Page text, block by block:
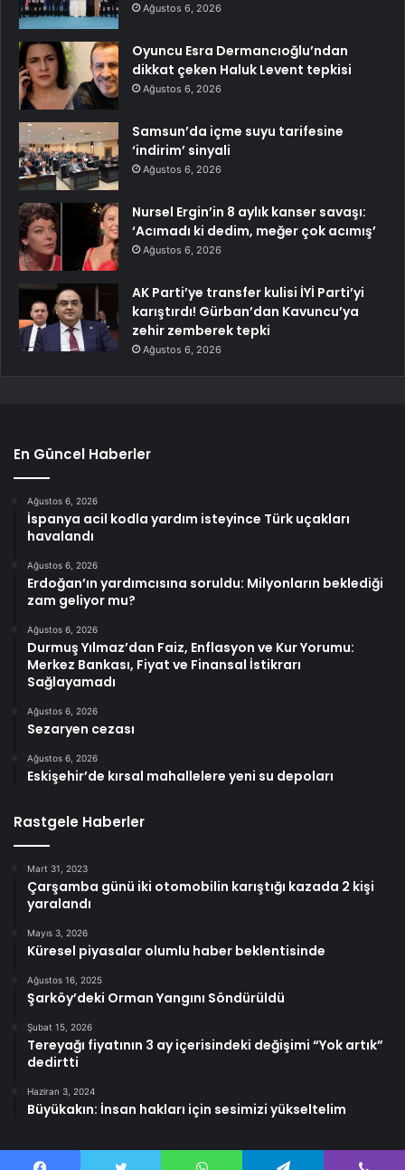
Ağustos 6, 2026
Oyuncu Esra Dermancıoğlu’ndan
dikkat çeken Haluk Levent tepkisi
Ağustos 6, 2026
Samsun’da içme suyu tarifesine
‘indirim’ sinyali
Ağustos 6, 2026
Nursel Ergin’in 8 aylık kanser savaşı:
‘Acımadı ki dedim, meğer çok acımış’
Ağustos 6, 2026
AK Parti’ye transfer kulisi İYİ Parti’yi
karıştırdı! Gürban’dan Kavuncu’ya
zehir zemberek tepki
Ağustos 6, 2026
En Güncel Haberler
Ağustos 6, 2026
İspanya acil kodla yardım isteyince Türk uçakları
havalandı
Ağustos 6, 2026
Erdoğan’ın yardımcısına soruldu: Milyonların beklediği
zam geliyor mu?
Ağustos 6, 2026
Durmuş Yılmaz’dan Faiz, Enflasyon ve Kur Yorumu:
Merkez Bankası, Fiyat ve Finansal İstikrarı
Sağlayamadı
Ağustos 6, 2026
Sezaryen cezası
Ağustos 6, 2026
Eskişehir’de kırsal mahallelere yeni su depoları
Rastgele Haberler
Mart 31, 2023
Çarşamba günü iki otomobilin karıştığı kazada 2 kişi
yaralandı
Mayıs 3, 2026
Küresel piyasalar olumlu haber beklentisinde
Ağustos 16, 2025
Şarköy’deki Orman Yangını Söndürüldü
Şubat 15, 2026
Tereyağı fiyatının 3 ay içerisindeki değişimi “Yok artık”
dedirtti
Haziran 3, 2024
Büyükakın: İnsan hakları için sesimizi yükseltelim